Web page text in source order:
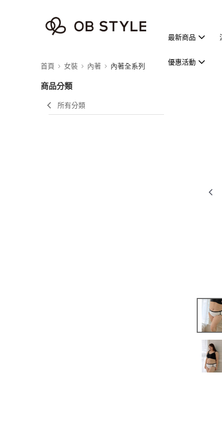
最新商品
優惠活動
首頁 女裝 內著 內著全系列
商品分類
所有分類